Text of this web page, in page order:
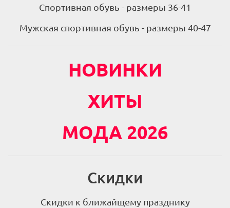
Спортивная обувь - размеры 36-41
Мужская спортивная обувь - размеры 40-47
НОВИНКИ
ХИТЫ
МОДА 2026
Скидки
Скидки к ближайщему празднику